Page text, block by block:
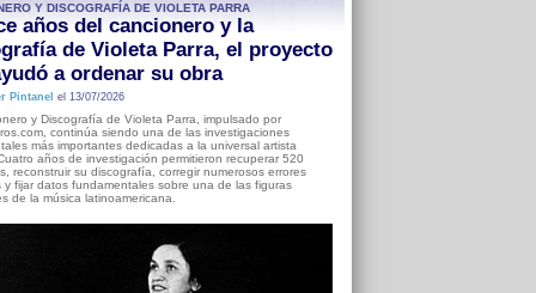
Y DISCOGRAFÍA DE VIOLETA PARRA
años del cancionero y la
de Violeta Parra, el proyecto
a ordenar su obra
Pintanel el 13/07/2026
y Discografía de Violeta Parra, impulsado por
continúa siendo una de las investigaciones
más importantes dedicadas a la universal artista
años de investigación permitieron recuperar 520
reconstruir su discografía, corregir numerosos errores
y fijar datos fundamentales sobre una de las figuras
de la música latinoamericana.